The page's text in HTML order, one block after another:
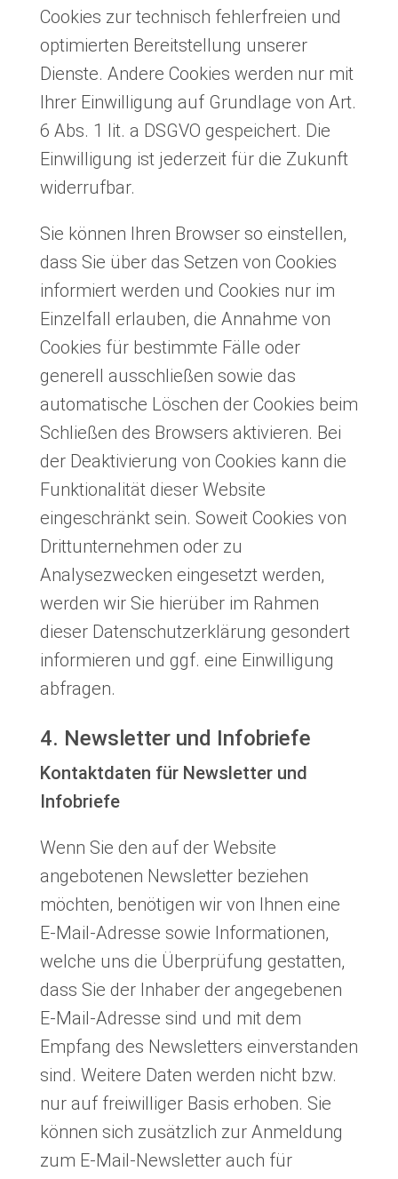
Cookies zur technisch fehlerfreien und
optimierten Bereitstellung unserer
Dienste. Andere Cookies werden nur mit
Ihrer Einwilligung auf Grundlage von Art.
6 Abs. 1 lit. a DSGVO gespeichert. Die
Einwilligung ist jederzeit für die Zukunft
widerrufbar.
Sie können Ihren Browser so einstellen,
dass Sie über das Setzen von Cookies
informiert werden und Cookies nur im
Einzelfall erlauben, die Annahme von
Cookies für bestimmte Fälle oder
generell ausschließen sowie das
automatische Löschen der Cookies beim
Schließen des Browsers aktivieren. Bei
der Deaktivierung von Cookies kann die
Funktionalität dieser Website
eingeschränkt sein. Soweit Cookies von
Drittunternehmen oder zu
Analysezwecken eingesetzt werden,
werden wir Sie hierüber im Rahmen
dieser Datenschutzerklärung gesondert
informieren und ggf. eine Einwilligung
abfragen.
4. Newsletter und Infobriefe
Kontaktdaten für Newsletter und
Infobriefe
Wenn Sie den auf der Website
angebotenen Newsletter beziehen
möchten, benötigen wir von Ihnen eine
E-Mail-Adresse sowie Informationen,
welche uns die Überprüfung gestatten,
dass Sie der Inhaber der angegebenen
E-Mail-Adresse sind und mit dem
Empfang des Newsletters einverstanden
sind. Weitere Daten werden nicht bzw.
nur auf freiwilliger Basis erhoben. Sie
können sich zusätzlich zur Anmeldung
zum E-Mail-Newsletter auch für